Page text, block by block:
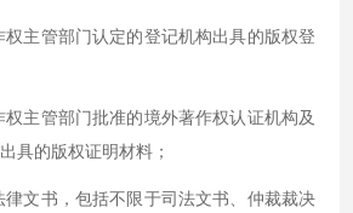
权主管部门认定的登记机构出具的版权登
权主管部门批准的境外著作权认证机构及
具的版权证明材料；
律文书，包括不限于司法文书、仲裁裁决